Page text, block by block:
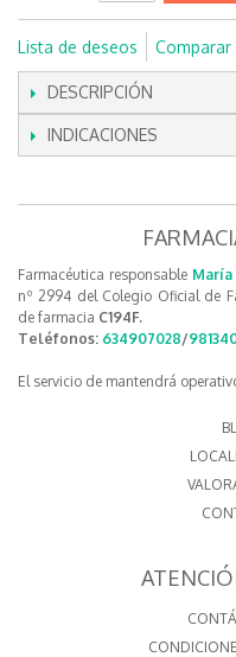
Lista de deseos Comparar
DESCRIPCIÓN
INDICACIONES
Farmacéutica responsable
nº 2994 del Colegio Oficial de
de farmacia C194F.
Teléfonos: 634907028/
El servicio de mantendrá